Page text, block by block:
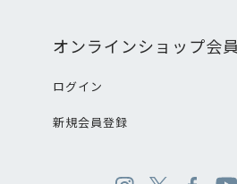
オンラインショップ会
ログイン
新規会員登録